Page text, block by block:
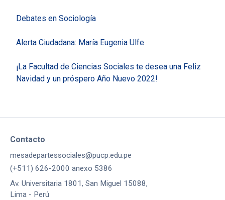
Debates en Sociología
Alerta Ciudadana: María Eugenia Ulfe
¡La Facultad de Ciencias Sociales te desea una Feliz
Navidad y un próspero Año Nuevo 2022!
Contacto
mesadepartessociales@pucp.edu.pe
(+511) 626-2000 anexo 5386
Av. Universitaria 1801, San Miguel 15088,
Lima - Perú